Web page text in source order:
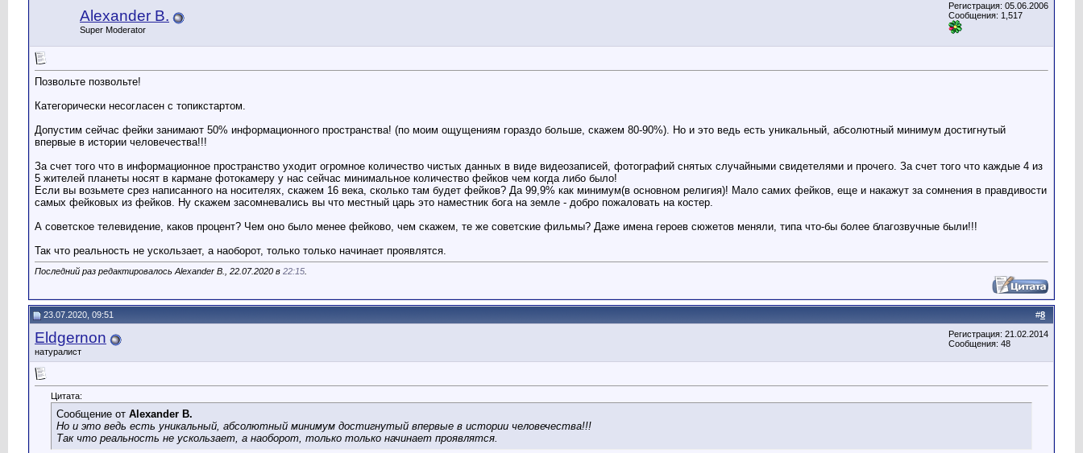
Alexander B.
Super Moderator
Регистрация: 05.06.2006
Сообщения: 1,517
Позвольте позвольте!
Категорически несогласен с топикстартом.
Допустим сейчас фейки занимают 50% информационного пространства! (по моим ощущениям гораздо больше, скажем 80-90%). Но и это ведь есть уникальный, абсолютный минимум достигнутый
впервые в истории человечества!!!
За счет того что в информационное пространство уходит огромное количество чистых данных в виде видеозаписей, фотографий снятых случайными свидетелями и прочего. За счет того что каждые 4 из
5 жителей планеты носят в кармане фотокамеру у нас сейчас минимальное количество фейков чем когда либо было!
Если вы возьмете срез написанного на носителях, скажем 16 века, сколько там будет фейков? Да 99,9% как минимум(в основном религия)! Мало самих фейков, еще и накажут за сомнения в правдивости
самых фейковых из фейков. Ну скажем засомневались вы что местный царь это наместник бога на земле - добро пожаловать на костер.
А советское телевидение, каков процент? Чем оно было менее фейково, чем скажем, те же советские фильмы? Даже имена героев сюжетов меняли, типа что-бы более благозвучные были!!!
Так что реальность не ускользает, а наоборот, только только начинает проявлятся.
Последний раз редактировалось Alexander B., 22.07.2020 в 22:15
#8
23.07.2020, 09:51
Eldgernon
натуралист
Регистрация: 21.02.2014
Сообщения: 48
Цитата:
Сообщение от Alexander B.
Но и это ведь есть уникальный, абсолютный минимум достигнутый впервые в истории человечества!!!
Так что реальность не ускользает, а наоборот, только только начинает проявлятся.